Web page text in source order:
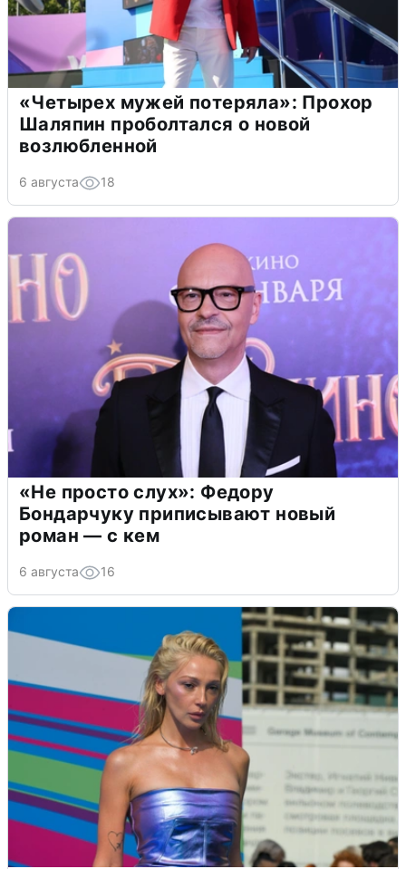
«Четырех мужей потеряла»: Прохор
Шаляпин проболтался о новой
возлюбленной
6 августа 18
«Не просто слух»: Федору
Бондарчуку приписывают новый
роман — с кем
6 августа 16